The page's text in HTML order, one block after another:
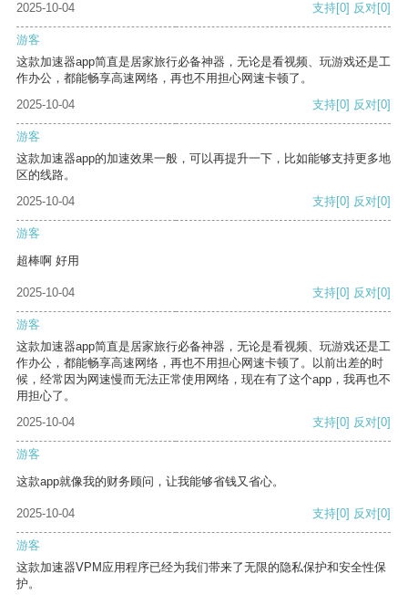
2025-10-04
支持[0] 反对[0]
游客
这款加速器app简直是居家旅行必备神器，无论是看视频、玩游戏还是工
作办公，都能畅享高速网络，再也不用担心网速卡顿了。
2025-10-04
支持[0] 反对[0]
游客
这款加速器app的加速效果一般，可以再提升一下，比如能够支持更多地
区的线路。
2025-10-04
支持[0] 反对[0]
游客
超棒啊 好用
2025-10-04 支持[0] 反对[0]
游客
这款加速器app简直是居家旅行必备神器，无论是看视频、玩游戏还是工
作办公，都能畅享高速网络，再也不用担心网速卡顿了。以前出差的时
候，经常因为网速慢而无法正常使用网络，现在有了这个app，我再也不
用担心了。
2025-10-04
支持[0] 反对[0]
游客
这款app就像我的财务顾问，让我能够省钱又省心。
2025-10-04 支持[0] 反对[0]
游客
这款加速器VPM应用程序已经为我们带来了无限的隐私保护和安全性保
护。